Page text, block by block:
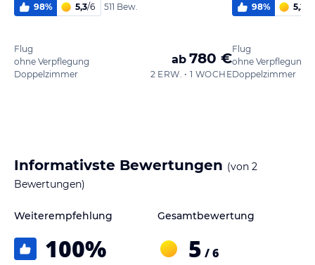
98% 5,3/6 511 Bew.
Flug
ohne Verpflegung
Doppelzimmer
ab 780 €
2 ERW. • 1 WOCHE
98% 5,2
Flug
ohne Verpflegung
Doppelzimmer
Informativste Bewertungen (von 2
Bewertungen)
Weiterempfehlung
100%
Gesamtbewertung
5 / 6